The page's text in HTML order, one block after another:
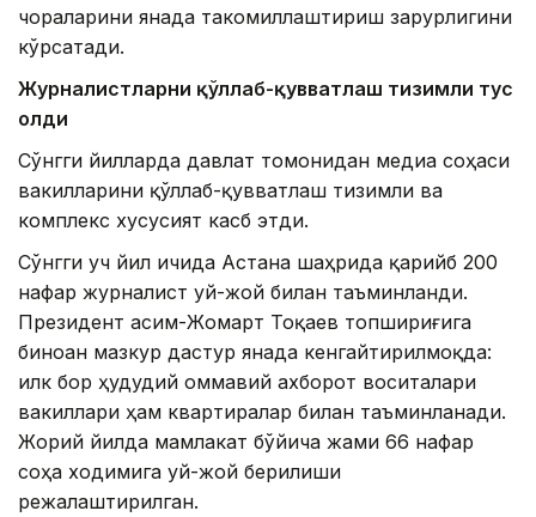
чораларини янада такомиллаштириш зарурлигини
кўрсатади.
Журналистларни қўллаб-қувватлаш тизимли тус
олди
Сўнгги йилларда давлат томонидан медиа соҳаси
вакилларини қўллаб-қувватлаш тизимли ва
комплекс хусусият касб этди.
Сўнгги уч йил ичида Астана шаҳрида қарийб 200
нафар журналист уй-жой билан таъминланди.
Президент Қасим-Жомарт Тоқаев топшириғига
биноан мазкур дастур янада кенгайтирилмоқда:
илк бор ҳудудий оммавий ахборот воситалари
вакиллари ҳам квартиралар билан таъминланади.
Жорий йилда мамлакат бўйича жами 66 нафар
соҳа ходимига уй-жой берилиши
режалаштирилган.